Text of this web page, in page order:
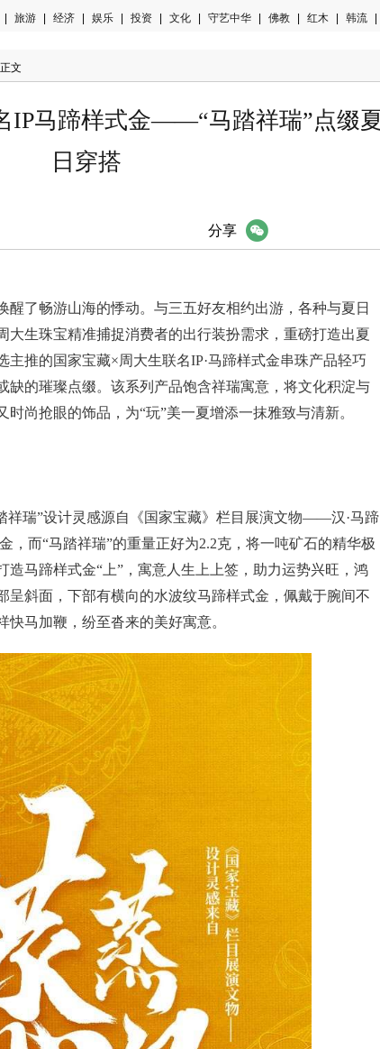
旅游 经济 娱乐 投资 文化 守艺中华 佛教 红木 韩流
文
IP马蹄样式金——“马踏祥瑞”点缀夏
日穿搭
分享
醒了畅游山海的悸动。与三五好友相约出游，各种与夏日
大生珠宝精准捕捉消费者的出行装扮需求，重磅打造出夏
主推的国家宝藏×周大生联名IP·马蹄样式金串珠产品轻巧
缺的璀璨点缀。该系列产品饱含祥瑞寓意，将文化积淀与
尚抢眼的饰品，为“玩”美一夏增添一抹雅致与清新。
祥瑞”设计灵感源自《国家宝藏》栏目展演文物——汉·马蹄
，而“马踏祥瑞”的重量正好为2.2克，将一吨矿石的精华极
造马蹄样式金“上”，寓意人生上上签，助力运势兴旺，鸿
呈斜面，下部有横向的水波纹马蹄样式金，佩戴于腕间不
马加鞭，纷至沓来的美好寓意。